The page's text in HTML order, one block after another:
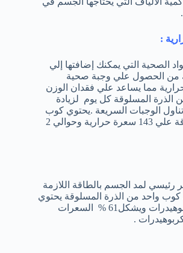
:
الصحية التي يمكنك إضافتها إلي
من الحصول علي وجبة صحية
مما يساعد علي فقدان الوزن
3 أكواب من الذرة المسلوقة كل يوم لزيادة
تناول الوجبات السريعة .يحتوي كوب
واحد من الذرة المسلوقة علي 143 سعرة حرارية وحوالي 2
رئيسي لمد الجسم بالطاقة اللازمة
. كوب واحد من الذرة المسلوقة يحتوي
علي 31 جرام من الكربوهيدرات ويشكل61 % السعرات
.